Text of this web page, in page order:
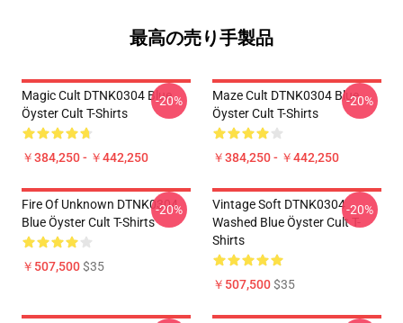
最高の売り手製品
Magic Cult DTNK0304 Blue
Öyster Cult T-Shirts
￥384,250 - ￥442,250
-20%
Maze Cult DTNK0304 Blue
Öyster Cult T-Shirts
￥384,250 - ￥442,250
-20%
Fire Of Unknown DTNK0304
Blue Öyster Cult T-Shirts
￥507,500$35
-20%
Vintage Soft DTNK0304
Washed Blue Öyster Cult T-
Shirts
￥507,500$35
-20%